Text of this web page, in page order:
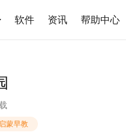
软件 资讯 帮助中心
启蒙早教